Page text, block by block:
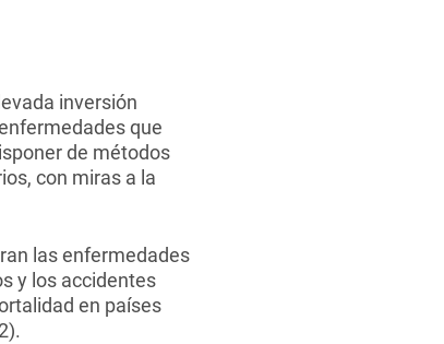
inversión
que
de métodos
con miras a la
las enfermedades
y los accidentes
en países